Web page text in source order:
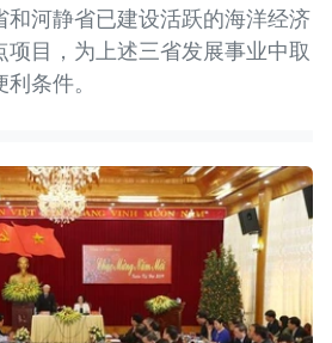
和河静省已建设活跃的海洋经济
项目，为上述三省发展事业中取
条件。